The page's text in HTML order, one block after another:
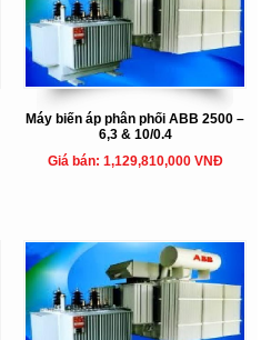
Máy biến áp phân phối ABB 2500 –
6,3 & 10/0.4
Giá bán: 1,129,810,000 VNĐ